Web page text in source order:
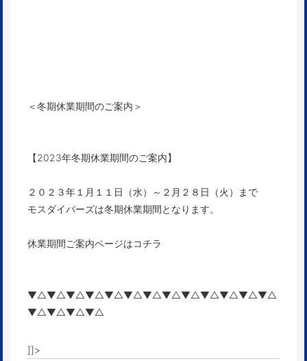
＜冬期休業期間のご案内＞
【2023年冬期休業期間のご案内】
２０２３年１月１１日（水）～２月２８日（火）まで
モスダイバーズは冬期休業期間となります。
休業期間ご案内ページはコチラ
▼△▼△▼△▼△▼△▼△▼△▼△▼△▼△▼△▼△▼△
▼△▼△▼△▼△
]]>